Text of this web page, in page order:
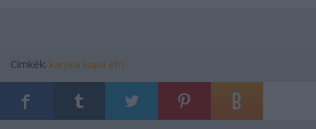
Címkék: karjala kupa eht